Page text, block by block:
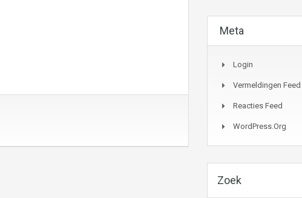
Meta
Login
Vermeldingen Feed
Reacties Feed
WordPress.org
Zoek